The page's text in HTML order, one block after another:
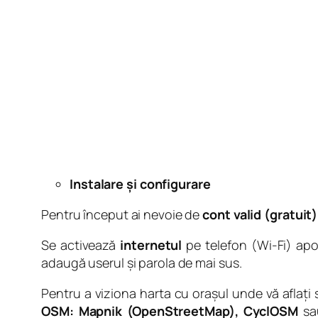
Instalare și configurare
Pentru început ai nevoie decont valid (gratuit)
Se activează internetul pe telefon (Wi-Fi)
adaugă userul și parola de mai sus.
Pentru a viziona harta cu orașul unde vă aflați
OSM: Mapnik (OpenStreetMap), CyclOSM